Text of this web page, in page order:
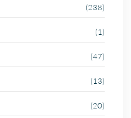
(238)
(1)
(47)
(13)
(20)